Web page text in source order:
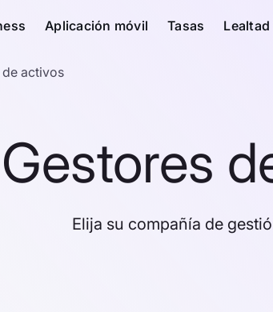
Aplicación móvil Tasas Lealtad
de activos
Gestores
Elija su compañía de